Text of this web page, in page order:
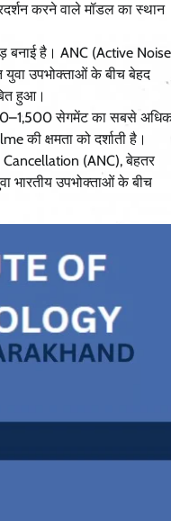
करने वाले मॉडल का स्थान
बनाई है। ANC (Active Noise
उपभोक्ताओं के बीच बेहद
हुआ।
सेगमेंट का सबसे
की क्षमता को दर्शाती है।
Cancellation (ANC), बेहतर
भारतीय उपभोक्ताओं के बीच